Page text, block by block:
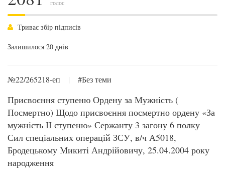
голос
Триває збір підписів
Залишилося 20 днів
№22/265218-еп | #Без теми
Присвоєння ступеню Ордену за Мужність (
Посмертно) Щодо присвоєння посмертно ордену «За
мужність ІІ ступеню» Сержанту 3 загону 6 полку
Сил спеціальних операцій ЗСУ, в/ч А5018,
Бродецькому Микиті Андрійовичу, 25.04.2004 року
народження